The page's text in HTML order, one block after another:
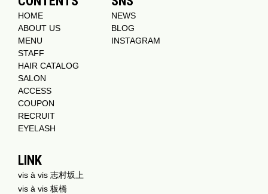
HOME
ABOUT US
MENU
STAFF
HAIR CATALOG
SALON
ACCESS
COUPON
RECRUIT
EYELASH
NEWS
BLOG
INSTAGRAM
LINK
vis à vis 志村坂上
vis à vis 板橋